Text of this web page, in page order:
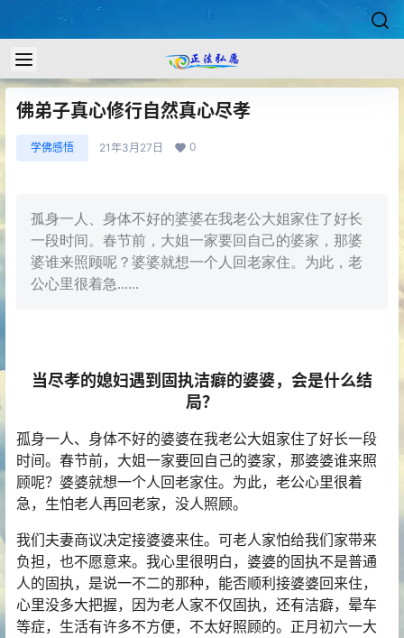
佛弟子真心修行自然真心尽孝
学佛感悟 21年3月27日 0
孤身一人、身体不好的婆婆在我老公大姐家住了好长
一段时间。春节前，大姐一家要回自己的婆家，那婆
婆谁来照顾呢？婆婆就想一个人回老家住。为此，老
公心里很着急......
当尽孝的媳妇遇到固执洁癖的婆婆，会是什么结
局？
孤身一人、身体不好的婆婆在我老公大姐家住了好长一段
时间。春节前，大姐一家要回自己的婆家，那婆婆谁来照
顾呢？婆婆就想一个人回老家住。为此，老公心里很着
急，生怕老人再回老家，没人照顾。
我们夫妻商议决定接婆婆来住。可老人家怕给我们家带来
负担，也不愿意来。我心里很明白，婆婆的固执不是普通
人的固执，是说一不二的那种，能否顺利接婆婆回来住，
心里没多大把握，因为老人家不仅固执，还有洁癖，晕车
等症，生活有许多不方便，不太好照顾的。正月初六一大